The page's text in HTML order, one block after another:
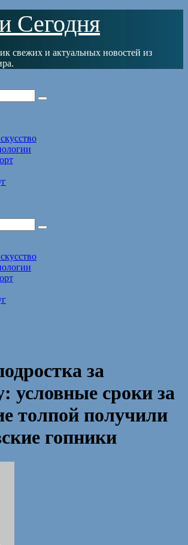
Сегодня
свежих и актуальных новостей из
за
условные сроки за
толпой получили
гопники